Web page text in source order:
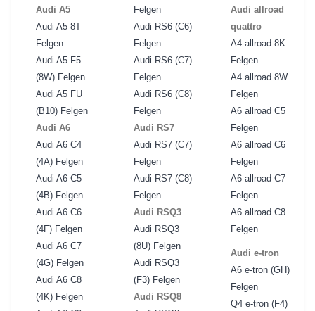
Audi A5
Audi A5 8T
Felgen
Audi A5 F5
(8W) Felgen
Audi A5 FU
(B10) Felgen
Audi A6
Audi A6 C4
(4A) Felgen
Audi A6 C5
(4B) Felgen
Audi A6 C6
(4F) Felgen
Audi A6 C7
(4G) Felgen
Audi A6 C8
(4K) Felgen
Felgen
Audi RS6 (C6)
Felgen
Audi RS6 (C7)
Felgen
Audi RS6 (C8)
Felgen
Audi RS7
Audi RS7 (C7)
Felgen
Audi RS7 (C8)
Felgen
Audi RSQ3
Audi RSQ3
(8U) Felgen
Audi RSQ3
(F3) Felgen
Audi RSQ8
Audi allroad
quattro
A4 allroad 8K
Felgen
A4 allroad 8W
Felgen
A6 allroad C5
Felgen
A6 allroad C6
Felgen
A6 allroad C7
Felgen
A6 allroad C8
Felgen
Audi e-tron
A6 e-tron (GH)
Felgen
Q4 e-tron (F4)